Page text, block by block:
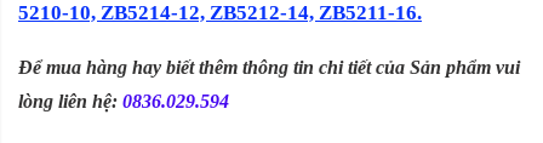
5210-10, ZB5214-12, ZB5212-14, ZB5211-16.
Để mua hàng hay biết thêm thông tin chi tiết của Sản phẩm vui
lòng liên hệ: 0836.029.594